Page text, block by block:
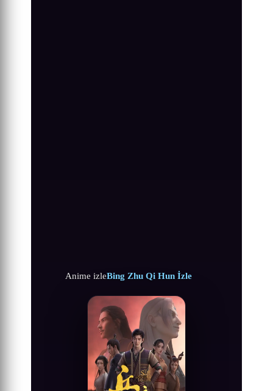
Anime izleBing Zhu Qi Hun İzle